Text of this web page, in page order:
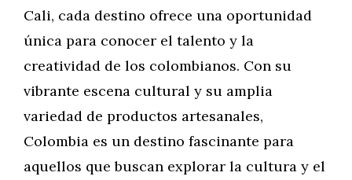
Cali, cada destino ofrece una oportunidad
única para conocer el talento y la
creatividad de los colombianos. Con su
vibrante escena cultural y su amplia
variedad de productos artesanales,
Colombia es un destino fascinante para
aquellos que buscan explorar la cultura y el